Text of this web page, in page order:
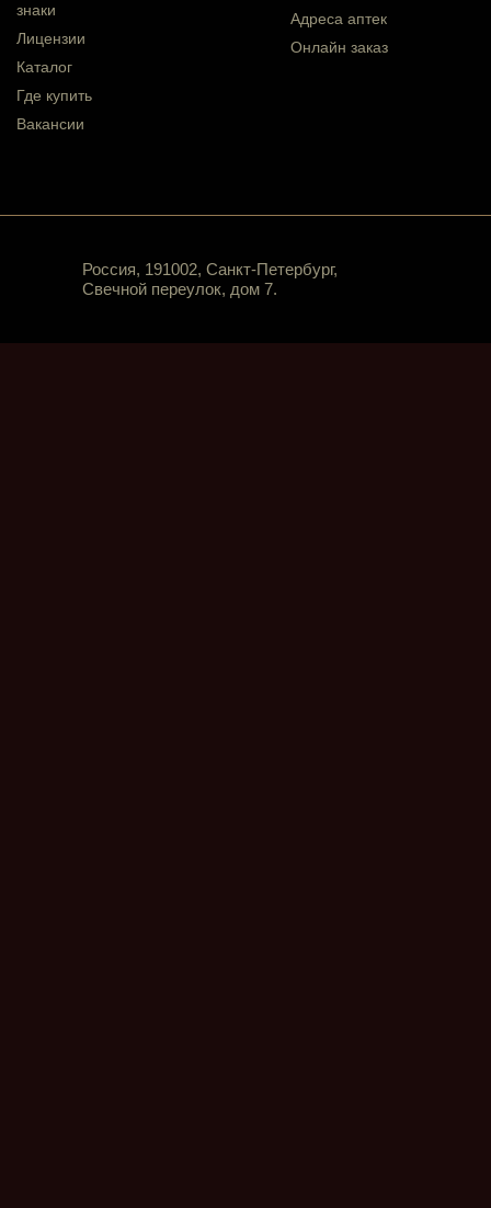
знаки
Лицензии
Каталог
Где купить
Вакансии
Адреса аптек
Онлайн заказ
Россия, 191002, Санкт-Петербург,
Свечной переулок, дом 7.